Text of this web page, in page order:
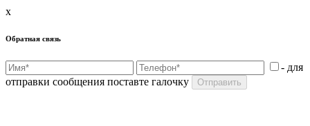
x
Обратная связь
- для
отправки сообщения поставте галочку